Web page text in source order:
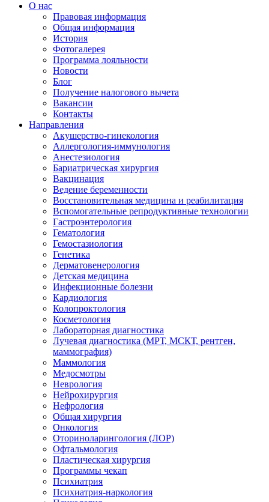
О нас
Правовая информация
Общая информация
История
Фотогалерея
Программа лояльности
Новости
Блог
Получение налогового вычета
Вакансии
Контакты
Направления
Акушерство-гинекология
Аллергология-иммунология
Анестезиология
Бариатрическая хирургия
Вакцинация
Ведение беременности
Восстановительная медицина и реабилитация
Вспомогательные репродуктивные технологии
Гастроэнтерология
Гематология
Гемостазиология
Генетика
Дерматовенерология
Детская медицина
Инфекционные болезни
Кардиология
Колопроктология
Косметология
Лабораторная диагностика
Лучевая диагностика (МРТ, МСКТ, рентген,
маммография)
Маммология
Медосмотры
Неврология
Нейрохирургия
Нефрология
Общая хирургия
Онкология
Оториноларингология (ЛОР)
Офтальмология
Пластическая хирургия
Программы чекап
Психиатрия
Психиатрия-наркология